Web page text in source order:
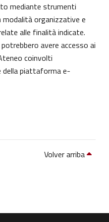
mediante strumenti
organizzative e
alle finalità indicate.
avere accesso ai
coinvolti
della piattaforma e-
Volver arriba